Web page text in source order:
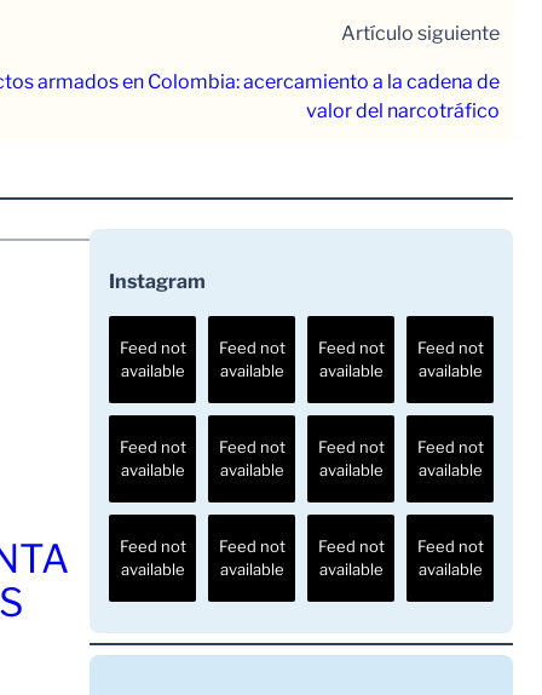
Artículo siguiente
armados en Colombia: acercamiento a la cadena de
valor del narcotráfico
Instagram
Feed not
available
Feed not
available
Feed not
available
Feed not
available
Feed not
available
Feed not
available
Feed not
available
Feed not
available
Feed not
available
Feed not
available
Feed not
available
Feed not
available